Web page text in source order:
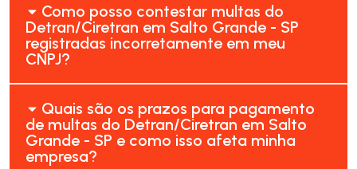
Como posso contestar multas do
Detran/Ciretran em Salto Grande - SP
registradas incorretamente em meu
CNPJ?
Quais são os prazos para pagamento
de multas do Detran/Ciretran em Salto
Grande - SP e como isso afeta minha
empresa?